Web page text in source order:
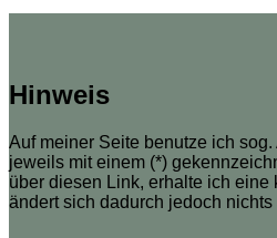
Hinweis
Auf meiner Seite benutze ich
jeweils mit einem (*)
über diesen Link, erhalte ich
ändert sich dadurch jedoch nichts